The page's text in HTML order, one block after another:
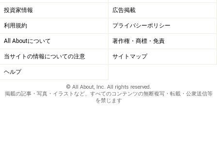
投資家情報 広告掲載
利用規約 プライバシーポリシー
All Aboutについて 著作権・商標・免責
当サイトの情報についての注意 サイトマップ
ヘルプ
© All About, Inc. All rights reserved.
掲載の記事・写真・イラストなど、すべてのコンテンツの無断複写・転載・公衆送信等
を禁じます